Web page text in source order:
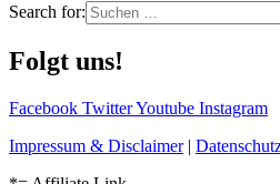
Search for:
Folgt uns!
Facebook TwitterYoutube Instagram
Impressum & Disclaimer|